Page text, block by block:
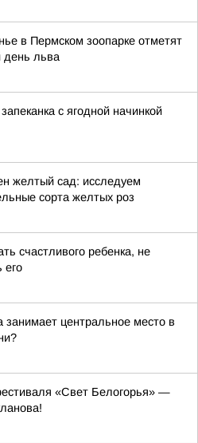
в Пермском зоопарке отметят
льва
с ягодной начинкой
желтый сад: исследуем
сорта желтых роз
счастливого ребенка, не
его
занимает центральное место в
«Свет Белогорья» —